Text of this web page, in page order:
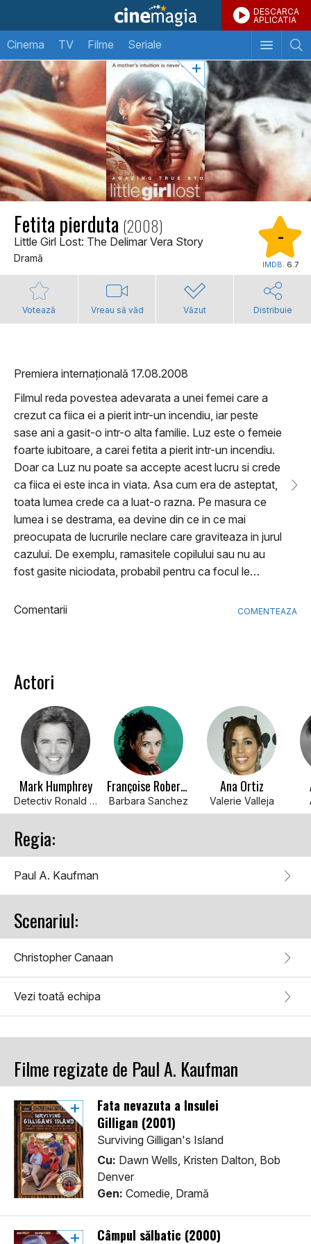
DESCARCA
APLICATIA
Cinema TV Filme Seriale
Fetita pierduta (2008)
Little Girl Lost: The Delimar Vera Story
Dramă
-
IMDB: 6.7
Votează Vreau să văd Văzut Distribuie
Premiera internațională 17.08.2008
Filmul reda povestea adevarata a unei femei care a
crezut ca fiica ei a pierit intr-un incendiu, iar peste
sase ani a gasit-o intr-o alta familie. Luz este o femeie
foarte iubitoare, a carei fetita a pierit intr-un incendiu.
Doar ca Luz nu poate sa accepte acest lucru si crede
ca fiica ei este inca in viata. Asa cum era de asteptat,
toata lumea crede ca a luat-o razna. Pe masura ce
lumea i se destrama, ea devine din ce in ce mai
preocupata de lucrurile neclare care graviteaza in jurul
cazului. De exemplu, ramasitele copilului sau nu au
fost gasite niciodata, probabil pentru ca focul le…
Comentarii COMENTEAZA
Actori
Mark Humphrey
Detectiv Ronald Rickman
Françoise Robertson
Barbara Sanchez
Ana Ortiz
Valerie Valleja
Regia:
Paul A. Kaufman
Scenariul:
Christopher Canaan
Vezi toată echipa
Filme regizate de Paul A. Kaufman
Fata nevazuta a Insulei
Gilligan (2001)
Surviving Gilligan's Island
Cu: Dawn Wells, Kristen Dalton, Bob
Denver
Gen: Comedie, Dramă
Câmpul sălbatic (2000)